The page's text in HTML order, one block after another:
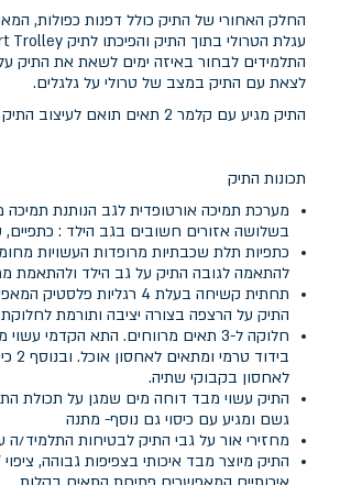
החלק האחורי של התיק כולל דפנות כפולות,
התלמידים לבחור באיזה ימים לשאת את התיק על
לצאת עם התיק במצב של טרולי על גלגלים.
התיק מגיע עם קלמר 2 תאים תואם לעיצוב התיק האורטופדי
תכונות התיק
מערכת תמיכה אורטופדית לגב הנותנת תמיכה
בשלושה אזורים חשובים בגב הילד : כתפיים,
כתפיות תלת שכבתיות מרופדות העשויות
להתאמה לגובה התיק על גב הילד ולהתאמת
תחתית קשיחה בעלת 4 רגליות
התיק על הרצפה בצורה יציבה ותורמת
חלוקה ל-3 תאים מרווחים. התא הקדמי
לאחסון בקבוקי שתיה.
התיק עשוי מבד דוחה מים שמגן על תכולת
גשם ומגיע עם כיסוי גם נוסף- מתנה
מחזירי אור על גבי התיק לבטיחות התלמיד/ה